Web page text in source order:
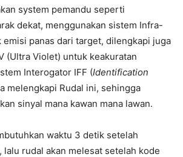
system pemandu seperti
dekat, menggunakan sistem Infra-
emisi panas dari target, dilengkapi juga
(Ultra Violet) untuk keakuratan
Interogator IFF (Identification
melengkapi Rudal ini, sehingga
sinyal mana kawan mana lawan.
waktu 3 detik setelah
lalu rudal akan melesat setelah kode